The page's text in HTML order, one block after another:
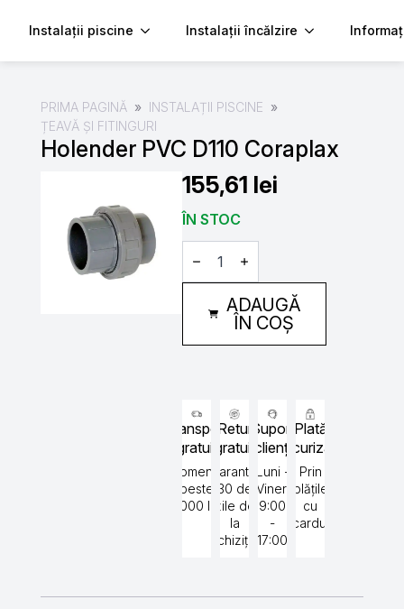
Instalații piscine Instalații încălzire
PRIMA PAGINĂ
INSTALAȚII PISCINE
ȚEAVĂ ȘI FITINGURI
Holender PVC D110 Coraplax
155,61 lei
ÎN STOC
Cantitate
Holender
CoraplaxADAUGĂ
ÎN COȘ
Transport
gratuit
Comenzi
peste
5000 lei
Retur
gratuit
Garantat
30 de
zile de
la
achiziție
Suport
clienți
Luni -
Vineri
9:00
-
17:00
Plată
securizată
Prin
plățile
cu
cardul